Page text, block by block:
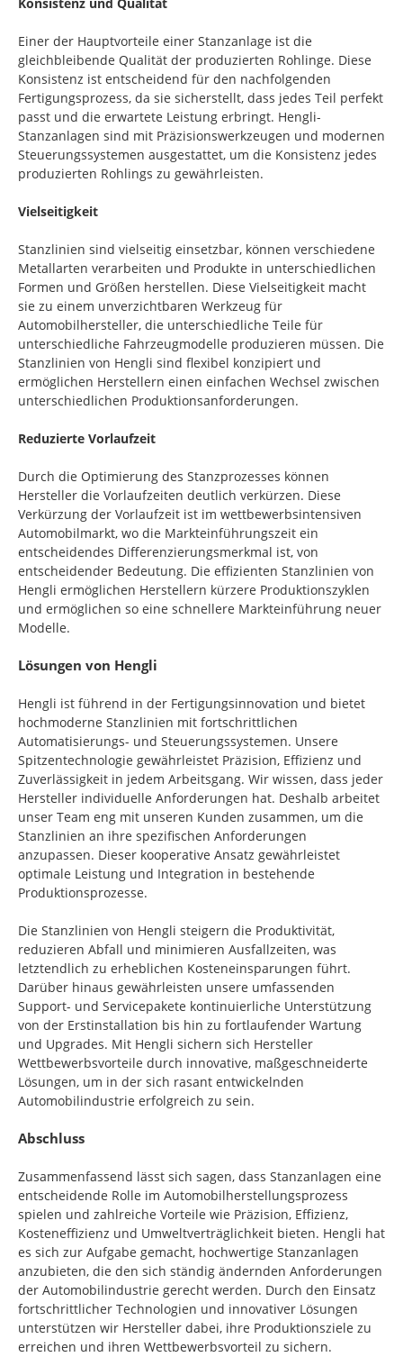
Einer der Hauptvorteile einer Stanzanlage ist die
gleichbleibende Qualität der produzierten Rohlinge. Diese
Konsistenz ist entscheidend für den nachfolgenden
Fertigungsprozess, da sie sicherstellt, dass jedes Teil perfekt
passt und die erwartete Leistung erbringt. Hengli-
Stanzanlagen sind mit Präzisionswerkzeugen und modernen
Steuerungssystemen ausgestattet, um die Konsistenz jedes
produzierten Rohlings zu gewährleisten.
Vielseitigkeit
Stanzlinien sind vielseitig einsetzbar, können verschiedene
Metallarten verarbeiten und Produkte in unterschiedlichen
Formen und Größen herstellen. Diese Vielseitigkeit macht
sie zu einem unverzichtbaren Werkzeug für
Automobilhersteller, die unterschiedliche Teile für
unterschiedliche Fahrzeugmodelle produzieren müssen. Die
Stanzlinien von Hengli sind flexibel konzipiert und
ermöglichen Herstellern einen einfachen Wechsel zwischen
unterschiedlichen Produktionsanforderungen.
Reduzierte Vorlaufzeit
Durch die Optimierung des Stanzprozesses können
Hersteller die Vorlaufzeiten deutlich verkürzen. Diese
Verkürzung der Vorlaufzeit ist im wettbewerbsintensiven
Automobilmarkt, wo die Markteinführungszeit ein
entscheidendes Differenzierungsmerkmal ist, von
entscheidender Bedeutung. Die effizienten Stanzlinien von
Hengli ermöglichen Herstellern kürzere Produktionszyklen
und ermöglichen so eine schnellere Markteinführung neuer
Modelle.
Lösungen von Hengli
Hengli ist führend in der Fertigungsinnovation und bietet
hochmoderne Stanzlinien mit fortschrittlichen
Automatisierungs- und Steuerungssystemen. Unsere
Spitzentechnologie gewährleistet Präzision, Effizienz und
Zuverlässigkeit in jedem Arbeitsgang. Wir wissen, dass jeder
Hersteller individuelle Anforderungen hat. Deshalb arbeitet
unser Team eng mit unseren Kunden zusammen, um die
Stanzlinien an ihre spezifischen Anforderungen
anzupassen. Dieser kooperative Ansatz gewährleistet
optimale Leistung und Integration in bestehende
Produktionsprozesse.
Die Stanzlinien von Hengli steigern die Produktivität,
reduzieren Abfall und minimieren Ausfallzeiten, was
letztendlich zu erheblichen Kosteneinsparungen führt.
Darüber hinaus gewährleisten unsere umfassenden
Support- und Servicepakete kontinuierliche Unterstützung
von der Erstinstallation bis hin zu fortlaufender Wartung
und Upgrades. Mit Hengli sichern sich Hersteller
Wettbewerbsvorteile durch innovative, maßgeschneiderte
Lösungen, um in der sich rasant entwickelnden
Automobilindustrie erfolgreich zu sein.
Abschluss
Zusammenfassend lässt sich sagen, dass Stanzanlagen eine
entscheidende Rolle im Automobilherstellungsprozess
spielen und zahlreiche Vorteile wie Präzision, Effizienz,
Kosteneffizienz und Umweltverträglichkeit bieten. Hengli hat
es sich zur Aufgabe gemacht, hochwertige Stanzanlagen
anzubieten, die den sich ständig ändernden Anforderungen
der Automobilindustrie gerecht werden. Durch den Einsatz
fortschrittlicher Technologien und innovativer Lösungen
unterstützen wir Hersteller dabei, ihre Produktionsziele zu
erreichen und ihren Wettbewerbsvorteil zu sichern.